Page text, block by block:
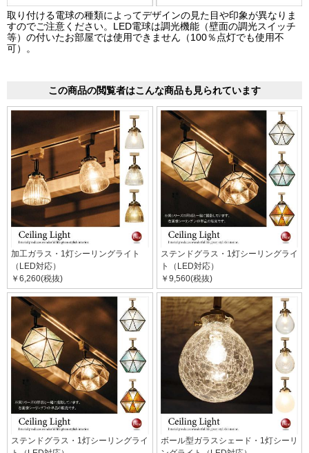
取り付ける電球の種類によってデザインの見た目や印象が異なりま
すのでご注意ください。LED電球は調光機能（壁面の調光スイッチ
等）の付いたお部屋では使用できません（100％点灯でも使用不
可）。
この商品の閲覧者はこんな商品も見られています
加工ガラス・1灯シーリングライト
（LED対応）
￥6,260(税抜)
ステンドグラス・1灯シーリングライ
ト（LED対応）
￥9,560(税抜)
ステンドグラス・1灯シーリングライ
ボール型ガラスシェード・1灯シーリ